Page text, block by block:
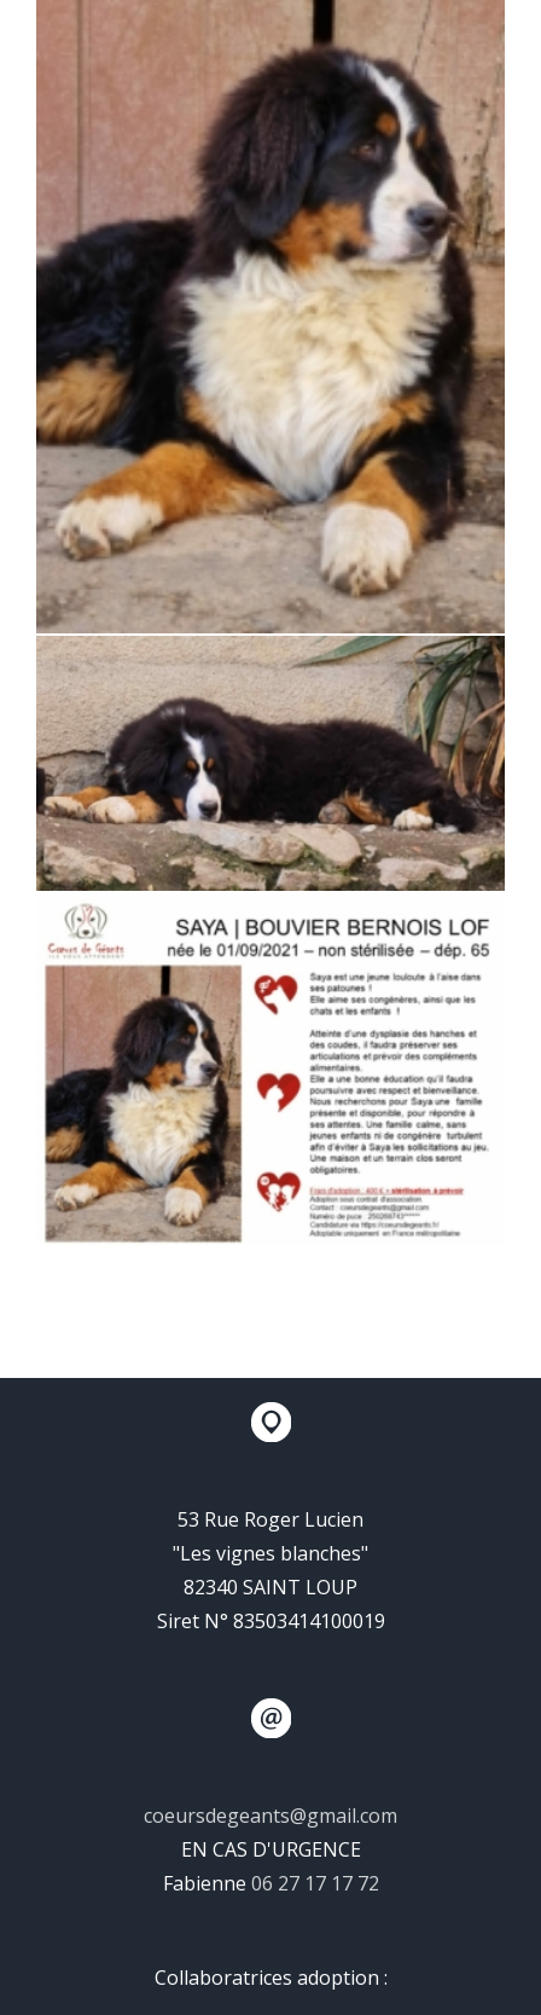
53 Rue Roger Lucien
"Les vignes blanches"
82340 SAINT LOUP
Siret N° 83503414100019
coeursdegeants@gmail.com
EN CAS D'URGENCE
Fabienne 06 27 17 17 72
Collaboratrices adoption :